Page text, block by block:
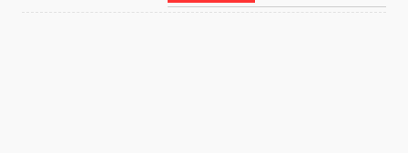
特色社会主义